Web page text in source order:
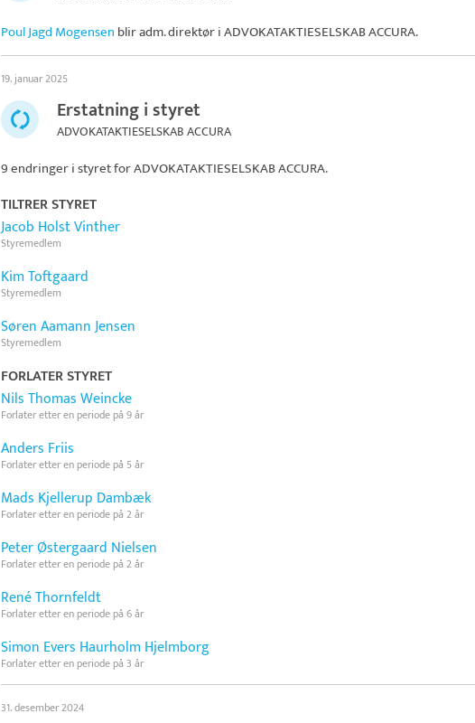
Poul Jagd Mogensen blir adm. direktør iADVOKATAKTIESELSKAB ACCURA.
19. januar 2025
Erstatning i styret
ADVOKATAKTIESELSKAB ACCURA
9 endringer i styret forADVOKATAKTIESELSKAB ACCURA.
TILTRER STYRET
Jacob Holst Vinther
Styremedlem
Kim Toftgaard
Styremedlem
Søren Aamann Jensen
Styremedlem
FORLATER STYRET
Nils Thomas Weincke
Forlater etter en periode på 9 år
Anders Friis
Forlater etter en periode på 5 år
Mads Kjellerup Dambæk
Forlater etter en periode på 2 år
Peter Østergaard Nielsen
Forlater etter en periode på 2 år
René Thornfeldt
Forlater etter en periode på 6 år
Simon Evers Haurholm Hjelmborg
Forlater etter en periode på 3 år
31. desember 2024